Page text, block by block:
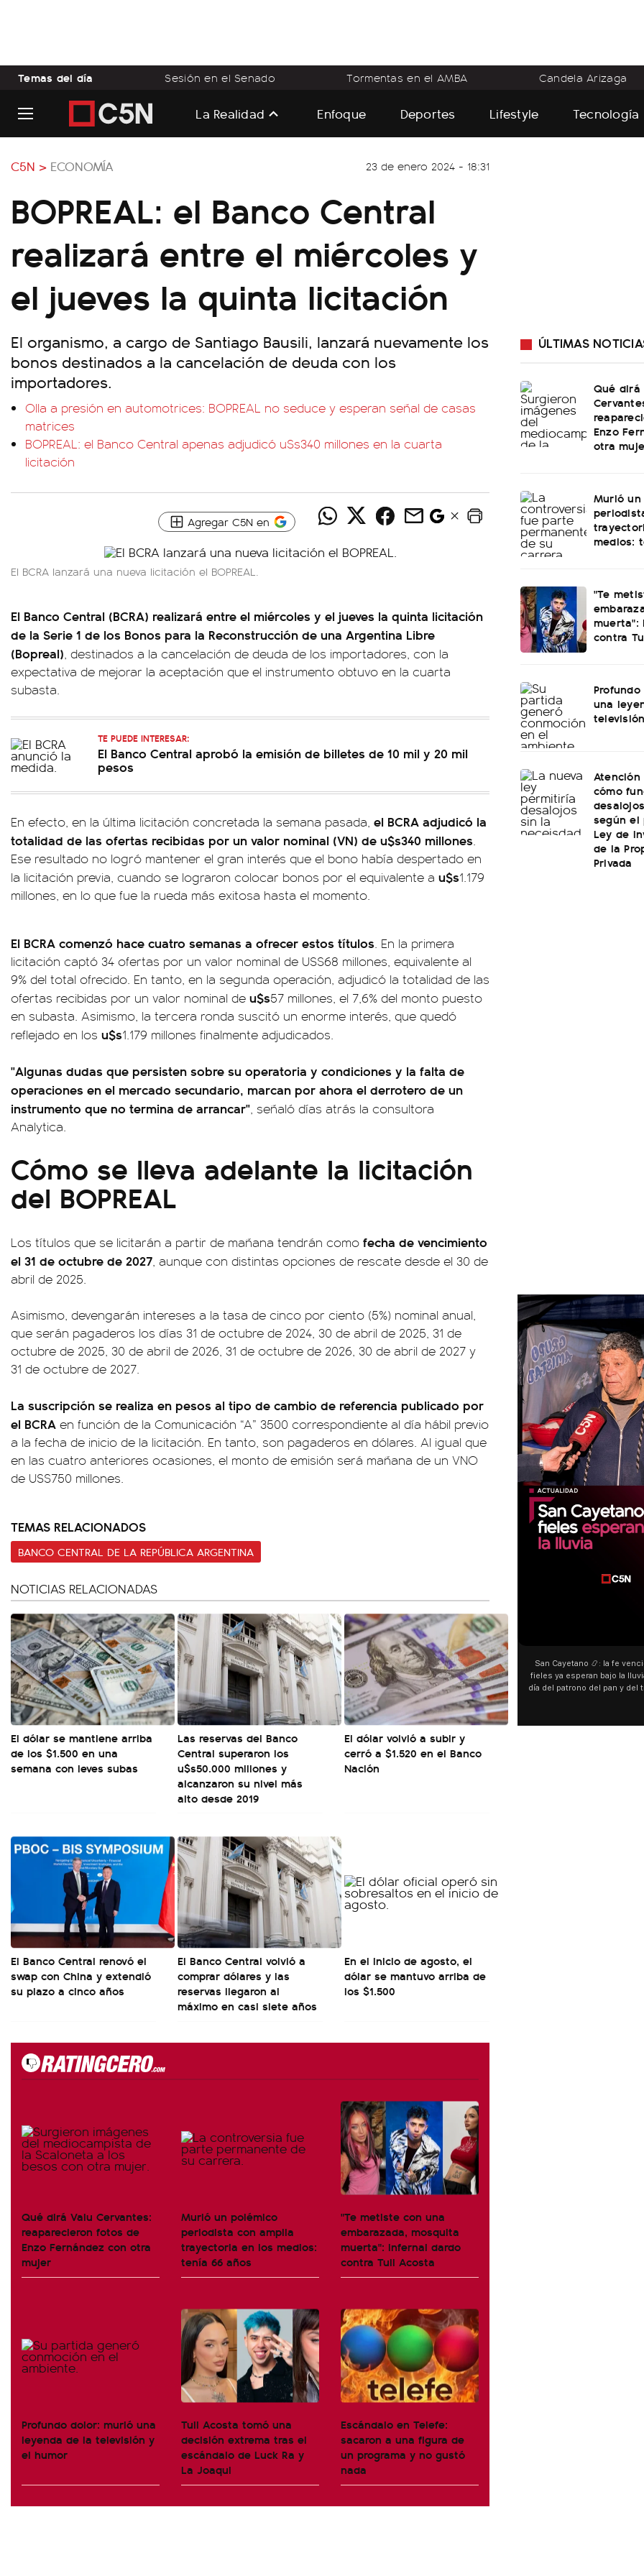
Temas del día Sesión en el Senado Tormentas en el AMBA Candela Arizaga
La Realidad Enfoque Deportes Lifestyle Tecnología
C5N > ECONOMÍA 23 de enero 2024 - 18:31
BOPREAL: el Banco Central
realizará entre el miércoles y
el jueves la quinta licitación
El organismo, a cargo de Santiago Bausili, lanzará nuevamente los
bonos destinados a la cancelación de deuda con los
importadores.
Olla a presión en automotrices: BOPREAL no seduce y esperan señal de casas
matrices
BOPREAL: el Banco Central apenas adjudicó u$s340 millones en la cuarta
licitación
Agregar C5N en
El BCRA lanzará una nueva licitación el BOPREAL.
El Banco Central (BCRA) realizará entre el miércoles y el jueves la quinta licitación
de la Serie 1 de los Bonos para la Reconstrucción de una Argentina Libre
(Bopreal), destinados a la cancelación de deuda de los importadores, con la
expectativa de mejorar la aceptación que el instrumento obtuvo en la cuarta
subasta.
TE PUEDE INTERESAR:
El Banco Central aprobó la emisión de billetes de 10 mil y 20 mil
pesos
En efecto, en la última licitación concretada la semana pasada, el BCRA adjudicó la
totalidad de las ofertas recibidas por un valor nominal (VN) de u$s340 millones.
Ese resultado no logró mantener el gran interés que el bono había despertado en
la licitación previa, cuando se lograron colocar bonos por el equivalente a u$s1.179
millones, en lo que fue la rueda más exitosa hasta el momento.
El BCRA comenzó hace cuatro semanas a ofrecer estos títulos. En la primera
licitación captó 34 ofertas por un valor nominal de US$68 millones, equivalente al
9% del total ofrecido. En tanto, en la segunda operación, adjudicó la totalidad de las
ofertas recibidas por un valor nominal de u$s57 millones, el 7,6% del monto puesto
en subasta. Asimismo, la tercera ronda suscitó un enorme interés, que quedó
reflejado en los u$s1.179 millones finalmente adjudicados.
"Algunas dudas que persisten sobre su operatoria y condiciones y la falta de
operaciones en el mercado secundario, marcan por ahora el derrotero de un
instrumento que no termina de arrancar", señaló días atrás la consultora
Analytica.
Cómo se lleva adelante la licitación
del BOPREAL
Los títulos que se licitarán a partir de mañana tendrán como fecha de vencimiento
el 31 de octubre de 2027, aunque con distintas opciones de rescate desde el 30 de
abril de 2025.
Asimismo, devengarán intereses a la tasa de cinco por ciento (5%) nominal anual,
que serán pagaderos los días 31 de octubre de 2024, 30 de abril de 2025, 31 de
octubre de 2025, 30 de abril de 2026, 31 de octubre de 2026, 30 de abril de 2027 y
31 de octubre de 2027.
La suscripción se realiza en pesos al tipo de cambio de referencia publicado por
el BCRA en función de la Comunicación “A” 3500 correspondiente al día hábil previo
a la fecha de inicio de la licitación. En tanto, son pagaderos en dólares. Al igual que
en las cuatro anteriores ocasiones, el monto de emisión será mañana de un VNO
de US$750 millones.
TEMAS RELACIONADOS
BANCO CENTRAL DE LA REPÚBLICA ARGENTINA
NOTICIAS RELACIONADAS
El dólar se mantiene arriba
de los $1.500 en una
semana con leves subas
Las reservas del Banco
Central superaron los
u$s50.000 millones y
alcanzaron su nivel más
alto desde 2019
El dólar volvió a subir y
cerró a $1.520 en el Banco
Nación
El Banco Central renovó el
swap con China y extendió
su plazo a cinco años
El Banco Central volvió a
comprar dólares y las
reservas llegaron al
máximo en casi siete años
En el inicio de agosto, el
dólar se mantuvo arriba de
los $1.500
Qué dirá Valu Cervantes:
reaparecieron fotos de
Enzo Fernández con otra
mujer
Murió un polémico
periodista con amplia
trayectoria en los medios:
tenía 66 años
"Te metiste con una
embarazada, mosquita
muerta": infernal dardo
contra Tuli Acosta
Profundo dolor: murió una
leyenda de la televisión y
el humor
Tuli Acosta tomó una
decisión extrema tras el
escándalo de Luck Ra y
La Joaqui
Escándalo en Telefe:
sacaron a una figura de
un programa y no gustó
nada
ÚLTIMAS
Qué dirá
Enzo
otra
Murió
medios:
"Te
muerta":
contra
una
cómo
según el
Ley de
de la
Privada
00:00
San Cayetano 📿: la fe venció al agua y los
fieles ya esperan bajo la lluvia ➡️ A horas del
día del patrono del pan y del trabajo, miles de
personas acampan en Liniers para agradecer
y pedir. 🎙️ @bernardomagnago
"Te